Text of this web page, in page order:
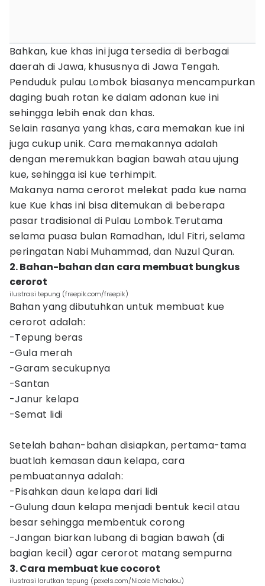
Bahkan, kue khas ini juga tersedia di berbagai
daerah di Jawa, khususnya di Jawa Tengah.
Penduduk pulau Lombok biasanya mencampurkan
daging buah rotan ke dalam adonan kue ini
sehingga lebih enak dan khas.
Selain rasanya yang khas, cara memakan kue ini
juga cukup unik. Cara memakannya adalah
dengan meremukkan bagian bawah atau ujung
kue, sehingga isi kue terhimpit.
Makanya nama cerorot melekat pada kue nama
kue Kue khas ini bisa ditemukan di beberapa
pasar tradisional di Pulau Lombok.Terutama
selama puasa bulan Ramadhan, Idul Fitri, selama
peringatan Nabi Muhammad, dan Nuzul Quran.
2. Bahan-bahan dan cara membuat bungkus
cerorot
ilustrasi tepung (freepik.com/freepik)
Bahan yang dibutuhkan untuk membuat kue
cerorot adalah:
-Tepung beras
-Gula merah
-Garam secukupnya
-Santan
-Janur kelapa
-Semat lidi
Setelah bahan-bahan disiapkan, pertama-tama
buatlah kemasan daun kelapa, cara
pembuatannya adalah:
-Pisahkan daun kelapa dari lidi
-Gulung daun kelapa menjadi bentuk kecil atau
besar sehingga membentuk corong
-Jangan biarkan lubang di bagian bawah (di
bagian kecil) agar cerorot matang sempurna
3. Cara membuat kue cocorot
ilustrasi larutkan tepung (pexels.com/Nicole Michalou)